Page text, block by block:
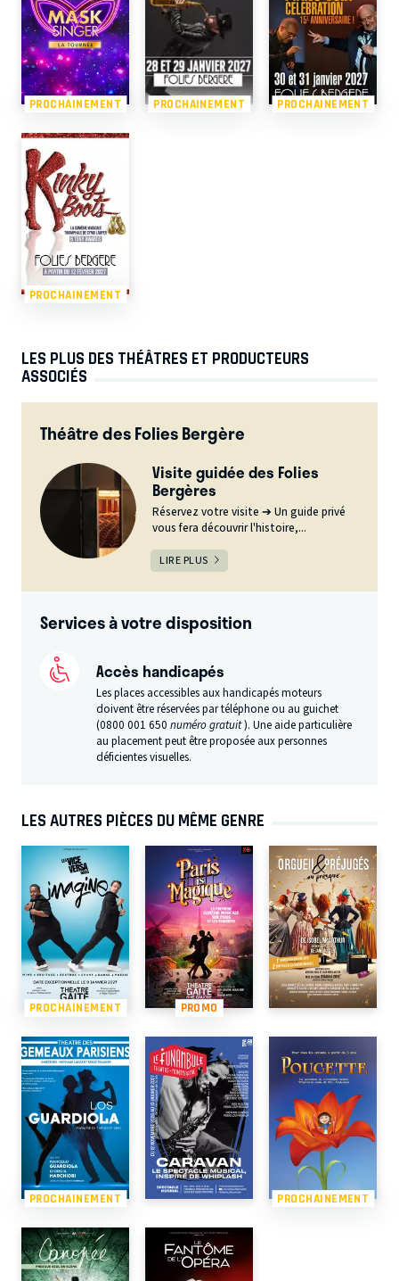
PROCHAINEMENT PROCHAINEMENT PROCHAINEMENT
PROCHAINEMENT
LES PLUS DES THÉÂTRES ET PRODUCTEURS
ASSOCIÉS
Théâtre des Folies Bergère
Visite guidée des Folies
Bergères
Réservez votre visite ➔ Un guide privé
vous fera découvrir l'histoire,...
LIRE PLUS
Services à votre disposition
Accès handicapés
Les places accessibles aux handicapés moteurs
doivent être réservées par téléphone ou au guichet
(0800 001 650numéro gratuit). Une aide particulière
au placement peut être proposée aux personnes
déficientes visuelles.
LES AUTRES PIÈCES DU MÊME GENRE
PROCHAINEMENT PROMO
PROCHAINEMENT PROCHAINEMENT